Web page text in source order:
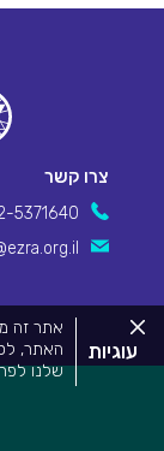
עוגיות
אתר זה
האתר,
שלנו
מידע
אותם,
על ידי
סגור
את
מדיניות
צרו קשר
5371640